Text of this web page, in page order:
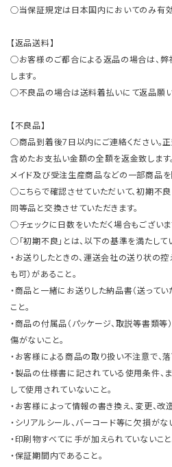
○当保証規定は日本国内においてのみ有効
【返品送料】
○お客様のご都合による返品の場合は、
します。
○不良品の場合は送料着払いにて返品願い
【不良品】
○商品到着後7日以内にご連絡ください。
含めたお支払い金額の全額を返金致します
メイド及び受注生産商品などの一部商品を
○こちらで確認させていただいて、初期不
同等品と交換させていただきます。
○チェックに日数をいただく場合もございま
○「初期不良」とは、以下の基準を満たして
・お送りしたときの、運送会社の送り状の控
も可）があること。
・商品と一緒にお送りした納品書（送って
こと。
・商品の付属品（パッケージ、取説等書類等
傷がないこと。
・お客様による商品の取り扱い不注意で、
・製品の仕様書に記されている使用条件
して使用されていないこと。
・お客様によって情報の書き換え、変更、改
・シリアルシール、バーコード等に欠損がな
・印刷物すべてに手が加えられていないこと
・保証期間内であること。